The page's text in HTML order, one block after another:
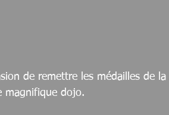
de remettre les médailles de
magnifique dojo.